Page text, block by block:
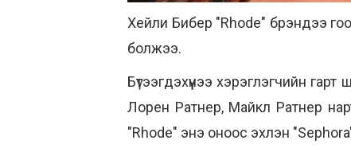
Хейли Бибер "Rhode" брэндээ гоо
болжээ.
Бүтээгдэхүүнээ хэрэглэгчийн
Лорен Ратнер, Майкл Ратнер
"Rhode" энэ оноос эхлэн "Sephora"-